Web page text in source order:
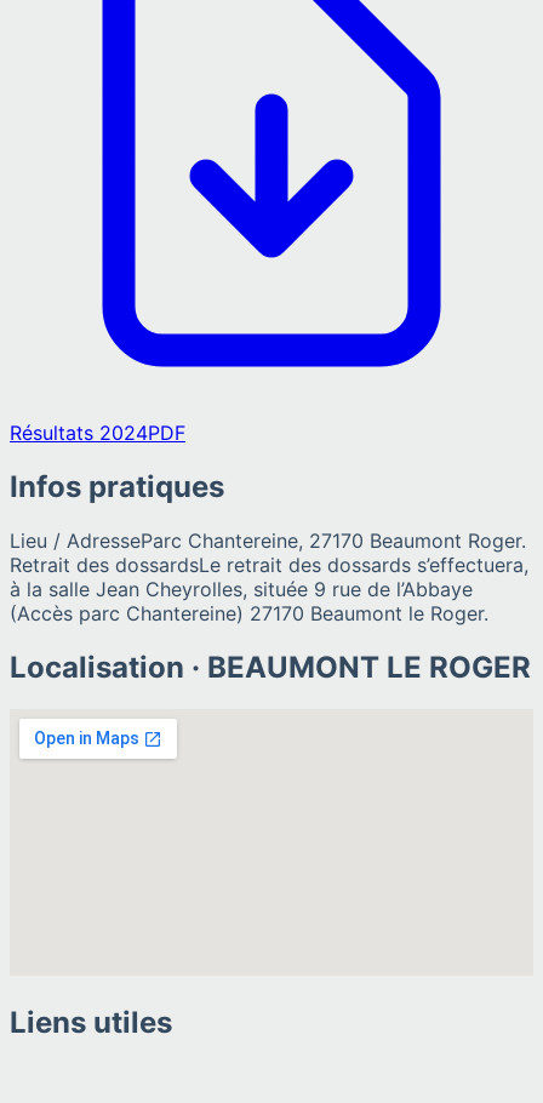
Résultats 2024PDF
Infos pratiques
Lieu / AdresseParc Chantereine, 27170 Beaumont Roger.
Retrait des dossardsLe retrait des dossards s’effectuera,
à la salle Jean Cheyrolles, située 9 rue de l’Abbaye
(Accès parc Chantereine) 27170 Beaumont le Roger.
Localisation · BEAUMONT LE ROGER
Liens utiles